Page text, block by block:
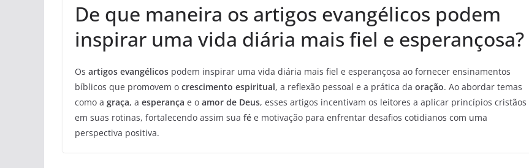
De que maneira os artigos evangélicos podem
inspirar uma vida diária mais fiel e esperançosa?
Os artigos evangélicos podem inspirar uma vida diária mais fiel e esperançosa ao fornecer ensinamentos
bíblicos que promovem o crescimento espiritual, a reflexão pessoal e a prática da oração. Ao abordar temas
como a graça, a esperança e o amor de Deus, esses artigos incentivam os leitores a aplicar princípios cristãos
em suas rotinas, fortalecendo assim sua fé e motivação para enfrentar desafios cotidianos com uma
perspectiva positiva.